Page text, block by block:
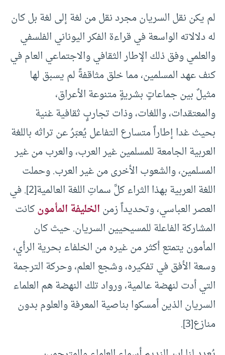
لم يكن نقل السريان مجرد نقل من لغة إلى لغة بل كان
له دلالاته الواسعة في قراءة الفكر اليوناني الفلسفي
والعلمي وفق ذلك الإطار الثقافي والاجتماعي العام في
كنف عهد المسلمين، مما خلق مثاقفةً لم يسبق لها
مثيلٌ بين جماعاتٍ بشريةٍ متنوعة الأعراق،
والمعتقدات، واللغات، وذات تجاربٍ ثقافية غنية
بحيث غدا إطاراً متسارع التفاعل يُعبَرُ عن تراثه باللغة
العربية الجامعة للمسلمين غير العرب، والعرب من غير
المسلمين، والشعوب الأخرى من غير العرب. وحملت
اللغة العربية بهذا الثراء كلَّ سماتِ اللغة العالمية[2] . في
العصر العباسي، وتحديداً زمنالخليفة المأمونكانت
المشاركة الفاعلة للمسيحيين السريان. حيث كان
المأمون يتمتع أكثر من غيره من الخلفاء بحرية الرأي،
وسعة الأفق في تفكيره، وشجع العلم، وحركة الترجمة
التي أدت لنهضة عالمية، ورواد تلك النهضة هم العلماء
السريان الذين أمسكوا بناصية المعرفة والعلوم بدون
منازع[3]
.